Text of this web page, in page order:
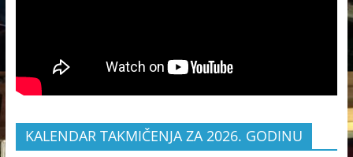
KALENDAR TAKMIČENJA ZA 2026. GODINU